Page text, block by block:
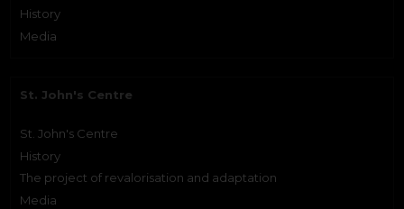
History
Media
St. John's Centre
St. John's Centre
History
The project of revalorisation and adaptation
Media